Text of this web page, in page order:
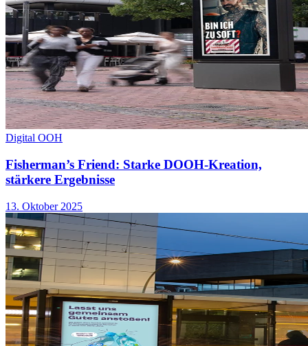
Digital OOH
Fisherman’s Friend: Starke DOOH-Kreation,
stärkere Ergebnisse
13. Oktober 2025